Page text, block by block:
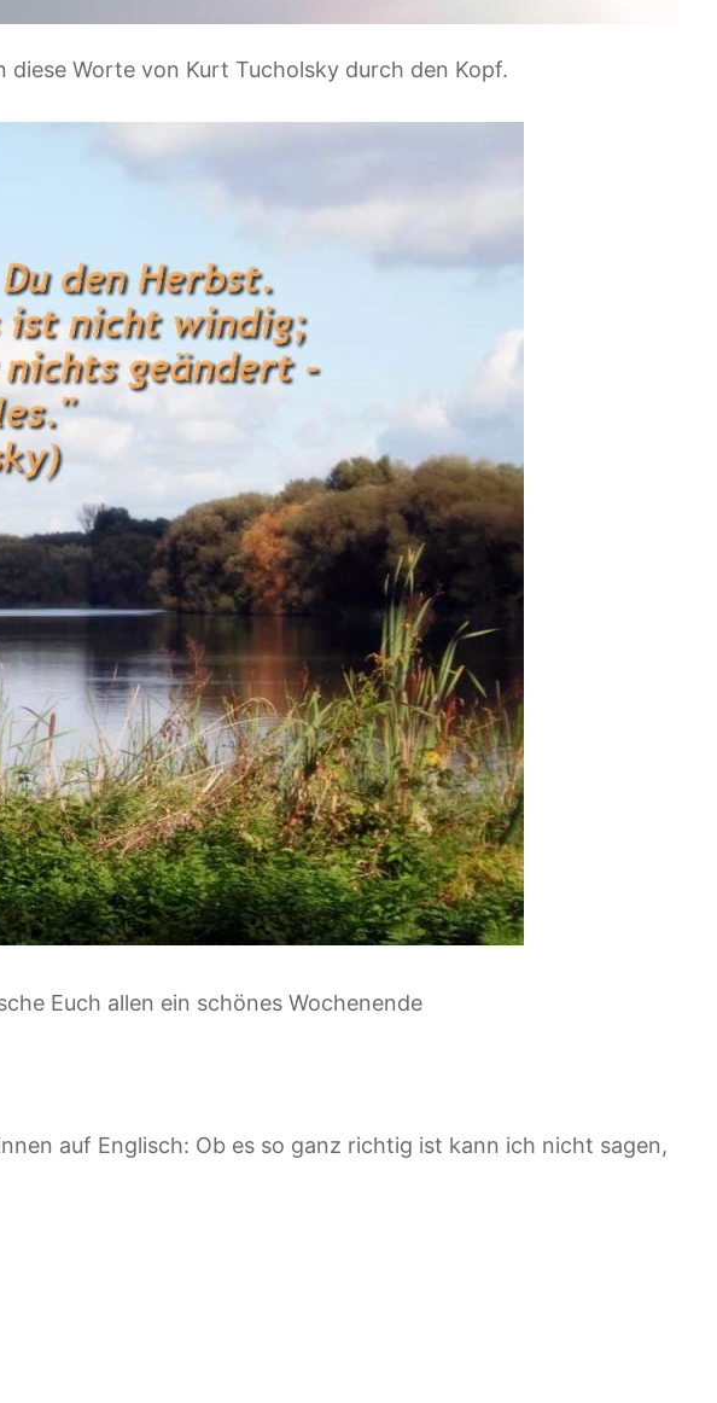
diese Worte von Kurt Tucholsky durch den Kopf.
Euch allen ein schönes Wochenende
auf Englisch: Ob es so ganz richtig ist kann ich nicht sagen,